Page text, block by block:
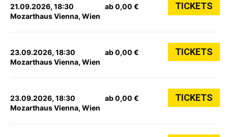
21.09.2026, 18:30
Mozarthaus Vienna, Wien
ab 0,00 € TICKETS
23.09.2026, 18:30
Mozarthaus Vienna, Wien
ab 0,00 € TICKETS
23.09.2026, 18:30
Mozarthaus Vienna, Wien
ab 0,00 € TICKETS